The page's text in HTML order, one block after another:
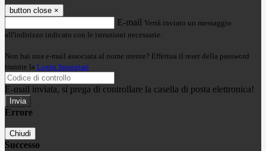
button close ×
E-mail Verrà inviato un messaggio
all'indirizzo indicato con le istruzioni necessarie.
Non hai una e-mail associata al nome utente? Effettua il reset della password
tramite la Login Spaggiari
E-mail inviata, si prega di controllare la casella di posta elettronica!
Errore
Chiudi
Successo